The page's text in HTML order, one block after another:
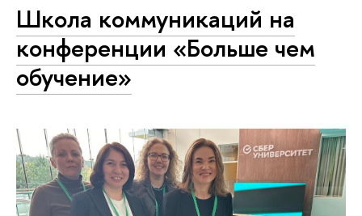
Школа коммуникаций на
конференции «Больше чем
обучение»